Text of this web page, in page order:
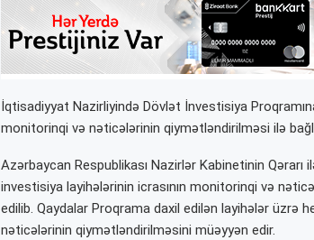
İqtisadiyyat Nazirliyində Dövlət İnvestisiya
monitorinqi və nəticələrinin qiymətləndirilməsi ilə
Azərbaycan Respublikası Nazirlər Kabinetinin
investisiya layihələrinin icrasının monitorinqi və
edilib. Qaydalar Proqrama daxil edilən layihələr üzrə
nəticələrinin qiymətləndirilməsini müəyyən edir.